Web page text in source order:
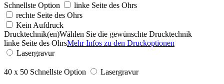
Schnellste Option
linke Seite des Ohrs
rechte Seite des Ohrs
Kein Aufdruck
Drucktechnik(en)Wählen Sie die gewünschte Drucktechnik
linke Seite des OhrsMehr Infos zu den Druckoptionen
Lasergravur
40 x 50 Schnellste Option Lasergravur